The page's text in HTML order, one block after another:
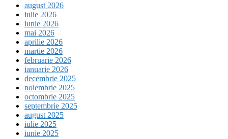
august 2026
iulie 2026
iunie 2026
mai 2026
aprilie 2026
martie 2026
februarie 2026
ianuarie 2026
decembrie 2025
noiembrie 2025
octombrie 2025
septembrie 2025
august 2025
iulie 2025
iunie 2025